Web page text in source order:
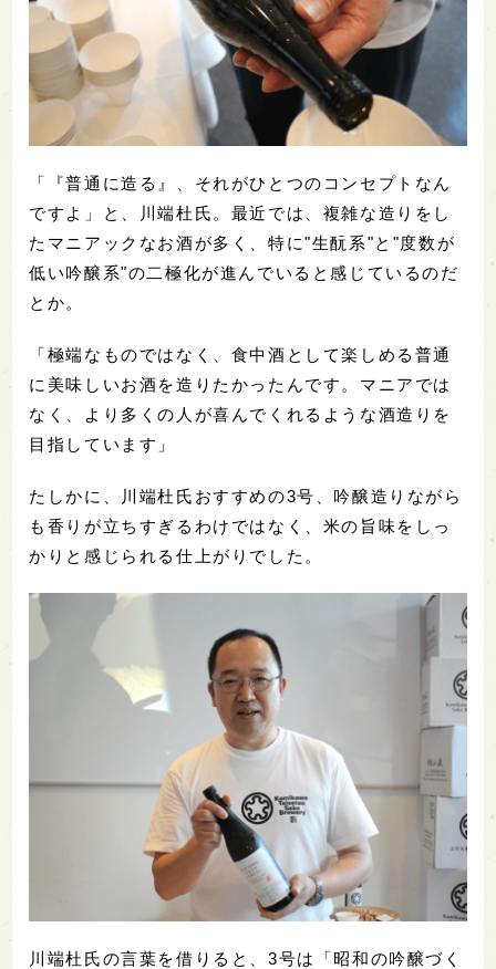
「『普通に造る』、それがひとつのコンセプトなん
ですよ」と、川端杜氏。最近では、複雑な造りをし
たマニアックなお酒が多く、特に"生酛系"と"度数が
低い吟醸系"の二極化が進んでいると感じているのだ
とか。
「極端なものではなく、食中酒として楽しめる普通
に美味しいお酒を造りたかったんです。マニアでは
なく、より多くの人が喜んでくれるような酒造りを
目指しています」
たしかに、川端杜氏おすすめの3号、吟醸造りながら
も香りが立ちすぎるわけではなく、米の旨味をしっ
かりと感じられる仕上がりでした。
川端杜氏の言葉を借りると、3号は「昭和の吟醸づく